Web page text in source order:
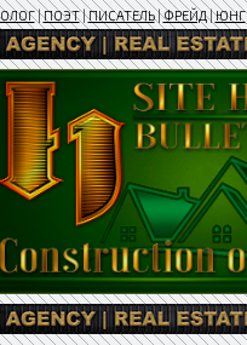
|ПОЭТ|ПИСАТЕЛЬ|​ФРЕЙД|ЮНГ